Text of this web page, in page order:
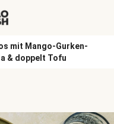
mit Mango-Gurken-
& doppelt Tofu